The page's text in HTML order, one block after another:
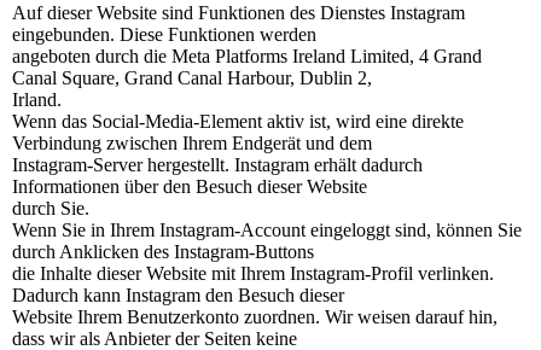
Auf dieser Website sind Funktionen des Dienstes Instagram
eingebunden. Diese Funktionen werden
angeboten durch die Meta Platforms Ireland Limited, 4 Grand
Canal Square, Grand Canal Harbour, Dublin 2,
Irland.
Wenn das Social-Media-Element aktiv ist, wird eine direkte
Verbindung zwischen Ihrem Endgerät und dem
Instagram-Server hergestellt. Instagram erhält dadurch
Informationen über den Besuch dieser Website
durch Sie.
Wenn Sie in Ihrem Instagram-Account eingeloggt sind, können Sie
durch Anklicken des Instagram-Buttons
die Inhalte dieser Website mit Ihrem Instagram-Profil verlinken.
Dadurch kann Instagram den Besuch dieser
Website Ihrem Benutzerkonto zuordnen. Wir weisen darauf hin,
dass wir als Anbieter der Seiten keine